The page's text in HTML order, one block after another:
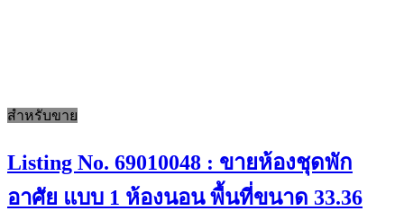
สำหรับขาย
Listing No. 69010048 : ขายห้องชุดพัก
อาศัย แบบ 1 ห้องนอน พื้นที่ขนาด 33.36